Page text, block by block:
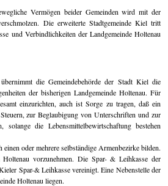
Vermögen beider Gemeinden wird mit der
Die erweiterte Stadtgemeinde Kiel tritt
und Verbindlichkeiten der Landgemeinde Holtenau
die Gemeindebehörde der Stadt Kiel die
der bisherigen Landgemeinde Holtenau. Für
einzurichten, auch ist Sorge zu tragen, daß ein
zur Beglaubigung von Unterschriften und zur
solange die Lebensmittelbewirtschaftung bestehen
oder mehrere selbständige Armenbezirke bilden.
Holtenau vorzunehmen. Die Spar- & Leihkasse der
Spar-& Leihkasse vereinigt. Eine Nebenstelle der
Holtenau liegen.